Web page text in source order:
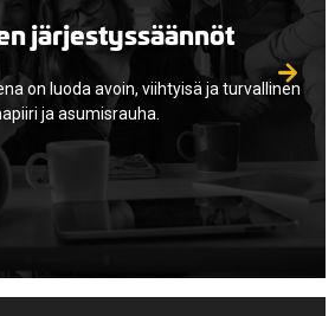
järjestyssäännöt
on luoda avoin, viihtyisä ja turvallinen
ja asumisrauha.